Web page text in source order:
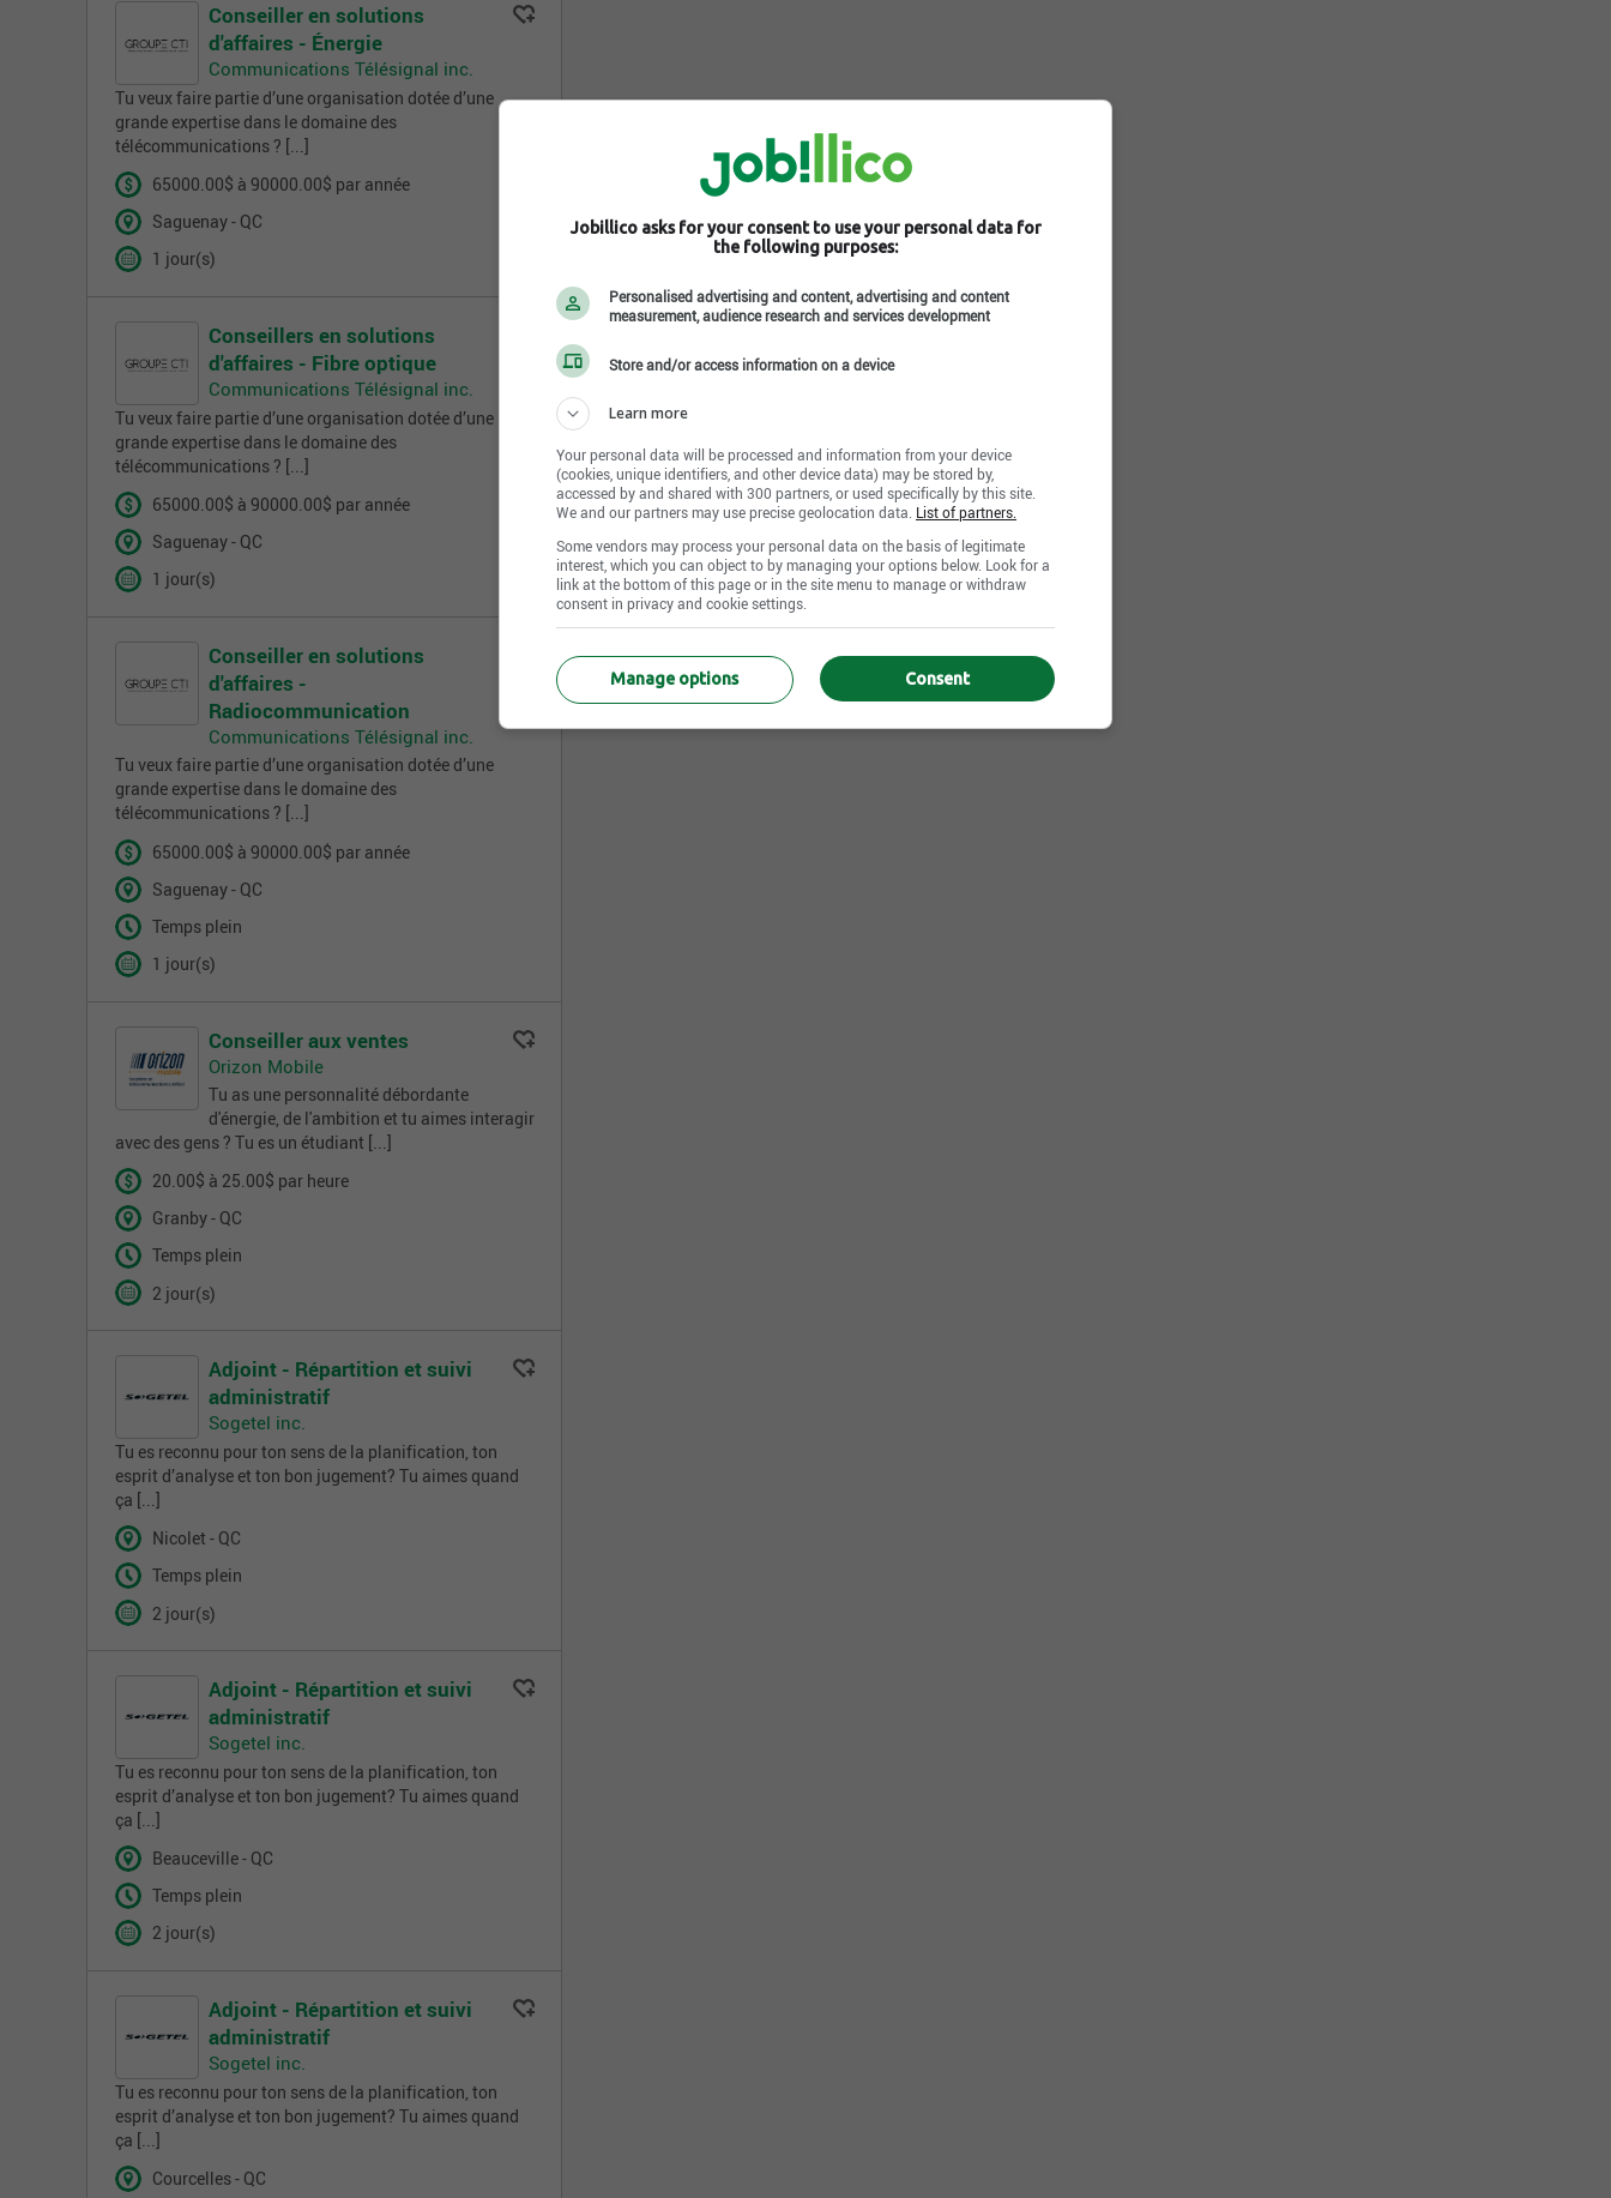
Conseiller en solutions
d'affaires - Énergie
Communications Télésignal inc.
Tu veux faire partie d’une organisation dotée d’une
grande expertise dans le domaine des
télécommunications ? [...]
65000.00$ à 90000.00$ par année
Saguenay - QC
1 jour(s)
Conseillers en solutions
d'affaires - Fibre optique
Communications Télésignal inc.
Tu veux faire partie d’une organisation dotée d’une
grande expertise dans le domaine des
télécommunications ? [...]
65000.00$ à 90000.00$ par année
Saguenay - QC
1 jour(s)
Conseiller en solutions
d'affaires -
Radiocommunication
Communications Télésignal inc.
Tu veux faire partie d’une organisation dotée d’une
grande expertise dans le domaine des
télécommunications ? [...]
65000.00$ à 90000.00$ par année
Saguenay - QC
Temps plein
1 jour(s)
Conseiller aux ventes
Orizon Mobile
Tu as une personnalité débordante
d'énergie, de l'ambition et tu aimes interagir
avec des gens ? Tu es un étudiant [...]
20.00$ à 25.00$ par heure
Granby - QC
Temps plein
2 jour(s)
Adjoint - Répartition et suivi
administratif
Sogetel inc.
Tu es reconnu pour ton sens de la planification, ton
esprit d’analyse et ton bon jugement? Tu aimes quand
ça [...]
Nicolet - QC
Temps plein
2 jour(s)
Adjoint - Répartition et suivi
administratif
Sogetel inc.
Tu es reconnu pour ton sens de la planification, ton
esprit d’analyse et ton bon jugement? Tu aimes quand
ça [...]
Beauceville - QC
Temps plein
2 jour(s)
Adjoint - Répartition et suivi
administratif
Sogetel inc.
Tu es reconnu pour ton sens de la planification, ton
esprit d’analyse et ton bon jugement? Tu aimes quand
ça [...]
Courcelles - QC
Jobillico asks for your consent to use your personal data for
the following purposes:
Personalised advertising and content, advertising and content
measurement, audience research and services development
Store and/or access information on a device
Learn more
Your personal data will be processed and information from your device
(cookies, unique identifiers, and other device data) may be stored by,
accessed by and shared with 300 partners, or used specifically by this site.
We and our partners may use precise geolocation data. List of partners.
Some vendors may process your personal data on the basis of legitimate
interest, which you can object to by managing your options below. Look for a
link at the bottom of this page or in the site menu to manage or withdraw
consent in privacy and cookie settings.
Consent
Manage options